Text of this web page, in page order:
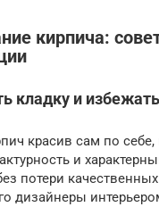
кирпича:
кладку и
красив сам по себе,
и
потери
дизайнеры